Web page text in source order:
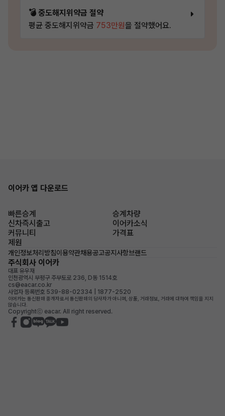
💣 중도해지위약금 절약
평균 중도해지위약금 753만원을 절약했어요.
이어카 앱 다운로드
빠른승계
승계차량
신차즉시출고
이어카소식
커뮤니티
가격표
제원
개인정보처리방침이용약관채용공고공지사항브랜드
주식회사 이어카
대표 유우재
인천광역시 부평구 주부토로 236, D동 1514호
cs@eacar.co.kr
사업자 등록번호 539-88-02334 | 1877-2520
이어카는 통신판매 중개자로서 통신판매의 당사자가 아니며, 상품, 거래정보, 거래에 대하여 책임을 지지
않습니다.
Copyrightⓒ eacar. All right reserved.